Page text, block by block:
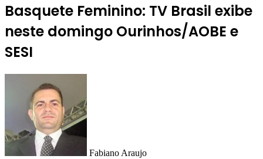
Basquete Feminino: TV Brasil exibe
neste domingo Ourinhos/AOBE e
SESI
Fabiano Araujo